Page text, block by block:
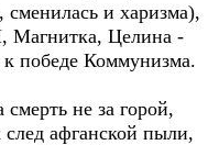
сменилась и харизма),
Целина -
победе Коммунизма.
не за горой,
след афганской пыли,